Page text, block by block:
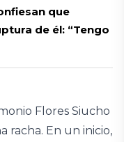
que
de él: “Tengo
Flores Siucho
racha. En un inicio,